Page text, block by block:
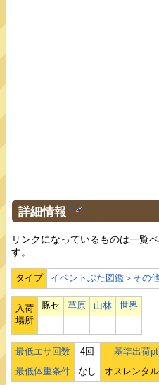
詳細情報 †
リンクになっているものは一覧
す。
タイプ イベントぶた図鑑＞その
入荷
場所
豚セ 草原 山林
世界
‐
‐ ‐ ‐
最低エサ回数 4回 基準出荷pt
最低体重条件
なし オスレンタ